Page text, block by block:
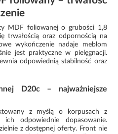
MDF foliowanej o grubości 1,8
trwałością oraz odpornością na
wykończenie nadaje meblom
jest praktyczne w pielęgnacji.
odpowiednią stabilność oraz
D20c – najważniejsze
z myślą o korpusach z
ich odpowiednie dopasowanie.
z dostępnej oferty. Front nie